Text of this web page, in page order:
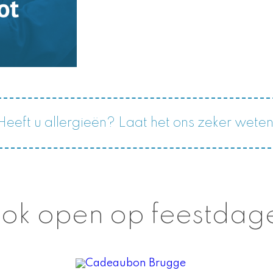
u allergieën? Laat het ons zeker
open op